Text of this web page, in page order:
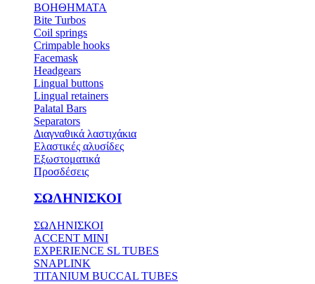
ΒΟΗΘΗΜΑΤΑ
Bite Turbos
Coil springs
Crimpable hooks
Facemask
Headgears
Lingual buttons
Lingual retainers
Palatal Bars
Separators
Διαγναθικά λαστιχάκια
Ελαστικές αλυσίδες
Εξωστοματικά
Προσδέσεις
ΣΩΛΗΝΙΣΚΟΙ
ΣΩΛΗΝΙΣΚΟΙ
ACCENT MINI
EXPERIENCE SL TUBES
SNAPLINK
TITANIUM BUCCAL TUBES